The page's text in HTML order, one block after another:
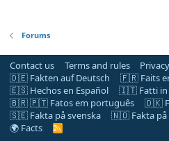
Forums
Contact us Terms and rules
🇩🇪 Fakten auf Deutsch
🇫🇷 Faits
🇪🇸 Hechos en Español
🇮🇹 Fatti in
🇧🇷 🇵🇹 Fatos em português
🇩🇰
🇸🇪 Fakta på svenska
🇳🇴 Fakta på
🌍 Facts
R